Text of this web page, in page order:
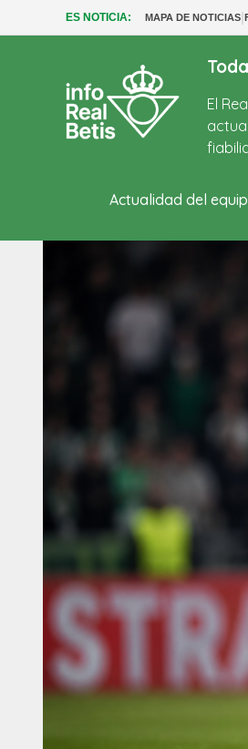
ES NOTICIA: MAPA DE NOTICIAS|
El
Actualidad del